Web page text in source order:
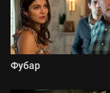
Фубар